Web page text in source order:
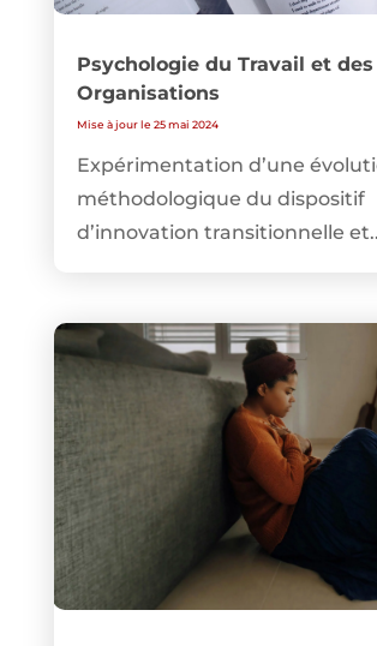
Psychologie du Travail et des
Organisations
Mise à jour le 25 mai 2024
Expérimentation d’une
méthodologique du dispositif
d’innovation transitionnelle